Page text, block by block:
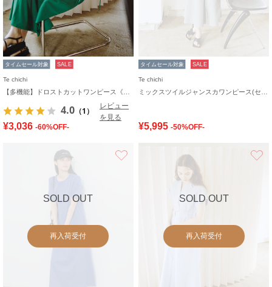
タイムセール対象 SALE
Te chichi
4.0 （1）
レビュー
を見る
¥3,036 -60%OFF-
タイムセール対象 SALE
Te chichi
¥5,995 -50%OFF-
SOLD OUT
再入荷受付
SOLD OUT
再入荷受付